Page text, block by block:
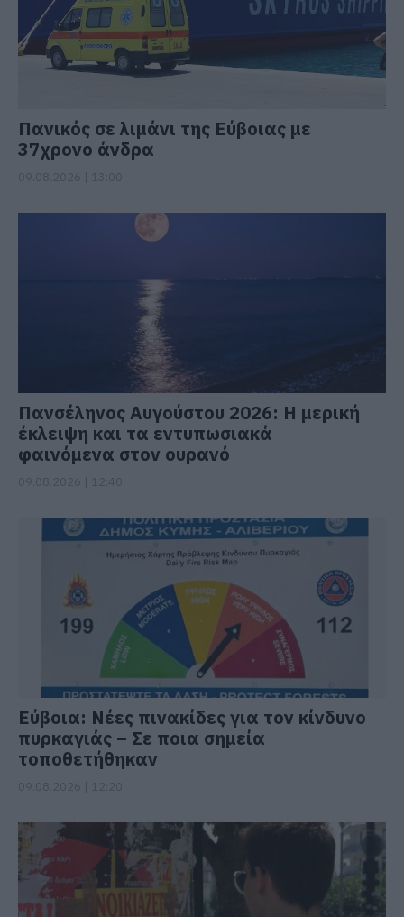
Πανικός σε λιμάνι της Εύβοιας με
37χρονο άνδρα
Πανσέληνος Αυγούστου 2026: Η μερική
έκλειψη και τα εντυπωσιακά
φαινόμενα στον ουρανό
Εύβοια: Νέες πινακίδες για τον κίνδυνο
πυρκαγιάς – Σε ποια σημεία
τοποθετήθηκαν